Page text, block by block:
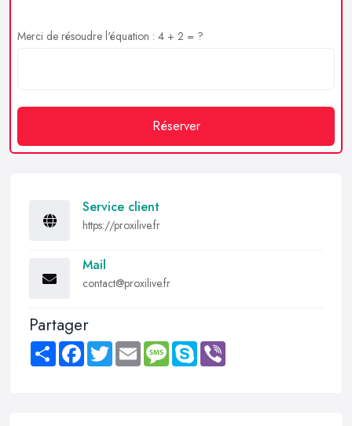
Merci de résoudre l'équation : 4 + 2 = ?
Réserver
Service client
https://proxilive.fr
Mail
contact@proxilive.fr
Partager
Share FacebookTwitter Email MessageSkype